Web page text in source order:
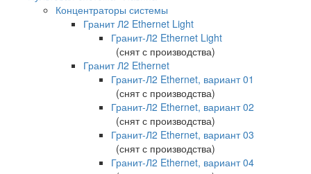
Концентраторы системы
Гранит Л2 Ethernet Light
Гранит-Л2 Ethernet Light
(снят с производства)
Гранит Л2 Ethernet
Гранит-Л2 Ethernet, вариант 01
(снят с производства)
Гранит-Л2 Ethernet, вариант 02
(снят с производства)
Гранит-Л2 Ethernet, вариант 03
(снят с производства)
Гранит-Л2 Ethernet, вариант 04